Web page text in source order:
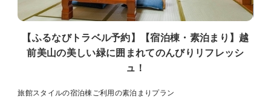
露天風呂付和室10畳は大自然を眺めながらゆっくり入浴できます。
■全室温水洗浄便座付トイレ、洗面完備
■アメニティ：フェイスタオル、バスタオル、歯みがきセットはお部
屋にご用意。
それ以外のものは、フロント横で必要に応じてご提供しております。
【ふるなびトラベル予約】【宿泊棟・素泊まり】越
前美山の美しい緑に囲まれてのんびりリフレッシ
ュ！
旅館スタイルの宿泊棟ご利用の素泊まりプラン